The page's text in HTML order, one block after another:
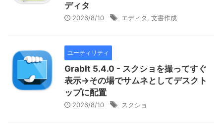
ディタ
2026/8/10 エディタ 文書作成
ユーティリティ
GrabIt 5.4.0 - スクショを撮ってすぐ
表示→その場でサムネとしてデスクト
ップに配置
2026/8/10 スクショ